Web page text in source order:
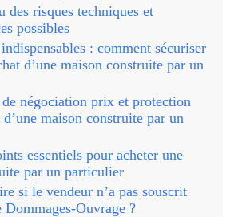
des risques techniques et
possibles
: comment sécuriser
d’une maison construite par un
de négociation prix et protection
maison construite par un
essentiels pour acheter une
par un particulier
si le vendeur n’a pas souscrit
Dommages-Ouvrage ?